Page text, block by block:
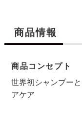
商品情報
商品コンセプト
世界初シャンプー
アケア